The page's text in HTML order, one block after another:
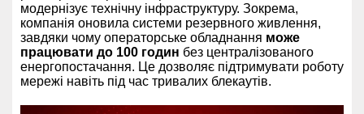
модернізує технічну інфраструктуру. Зокрема,
компанія оновила системи резервного живлення,
завдяки чому операторське обладнання може
працювати до 100 годин без централізованого
енергопостачання. Це дозволяє підтримувати роботу
мережі навіть під час тривалих блекаутів.